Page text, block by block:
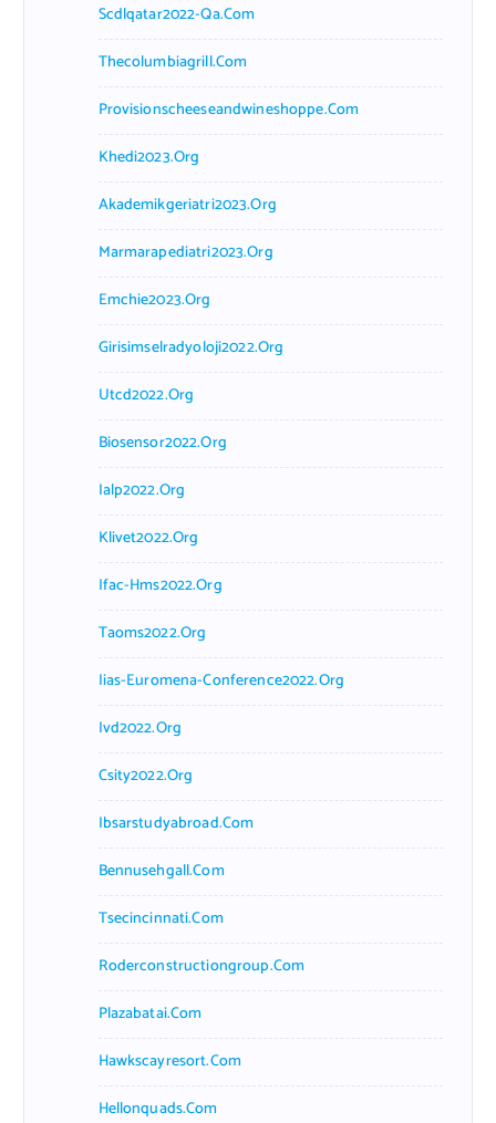
Scdlqatar2022-Qa.com
Thecolumbiagrill.com
Provisionscheeseandwineshoppe.com
Khedi2023.org
Akademikgeriatri2023.org
Marmarapediatri2023.org
Emchie2023.org
Girisimselradyoloji2022.org
Utcd2022.org
Biosensor2022.org
Ialp2022.org
Klivet2022.org
Ifac-Hms2022.org
Taoms2022.org
Iias-Euromena-Conference2022.org
Ivd2022.org
Csity2022.org
Ibsarstudyabroad.com
Bennusehgall.com
Tsecincinnati.com
Roderconstructiongroup.com
Plazabatai.com
Hawkscayresort.com
Hellonquads.com